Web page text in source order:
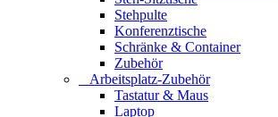
Stehpulte
Konferenztische
Schränke & Container
Zubehör
Arbeitsplatz-Zubehör
Tastatur & Maus
Laptop